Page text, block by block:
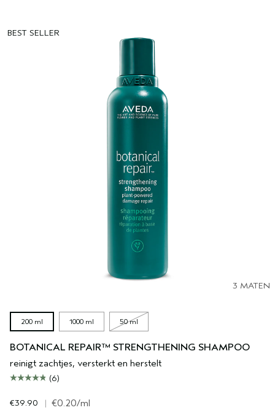
BEST SELLER
3 MATEN
200 ml 1000 ml 50 ml
BOTANICAL REPAIR™ STRENGTHENING SHAMPOO
reinigt zachtjes, versterkt en herstelt
(6)
€39.90 | €0.20/ml